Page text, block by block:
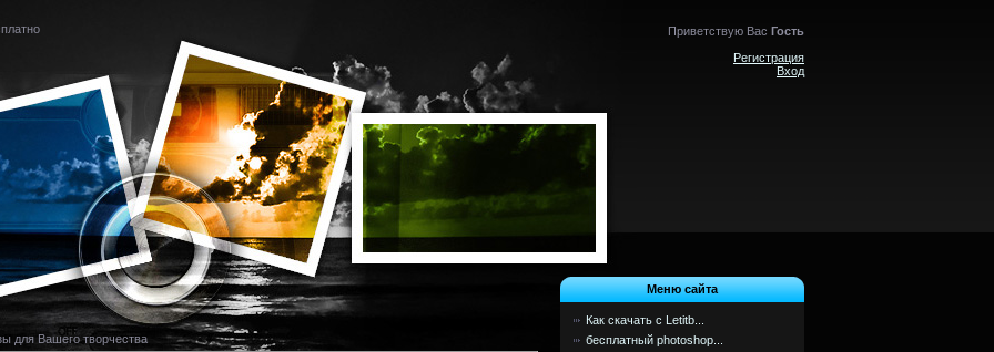
Приветствую Вас Гость
Регистрация
Вход
для Вашего творчества
Меню сайта
Как скачать с Letitb...
бесплатный photoshop...